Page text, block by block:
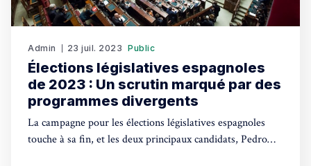
Admin 23 juil. 2023 Public
Élections législatives espagnoles
de 2023 : Un scrutin marqué par des
programmes divergents
La campagne pour les élections législatives espagnoles
touche à sa fin, et les deux principaux candidats, Pedro